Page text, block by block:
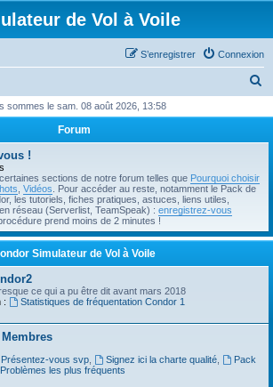
de Vol à Voile
Connexion
S’enregistrer
h
h
sommes le sam. 08 août 2026, 13:58
Forum
!
sections de notre forum telles que Pourquoi choisir
Vidéos . Pour accéder au reste, notamment le Pack de
les tutoriels, fiches pratiques, astuces, liens utiles,
réseau (Serverlist, TeamSpeak) : enregistrez-vous
procédure prend moins de 2 minutes !
Simulateur de Vol à Voile
ce qui a pu être dit avant mars 2018
:
Statistiques de fréquentation Condor 1
Présentez-vous svp, Signez ici la charte qualité,
Pack
Problèmes les plus fréquents